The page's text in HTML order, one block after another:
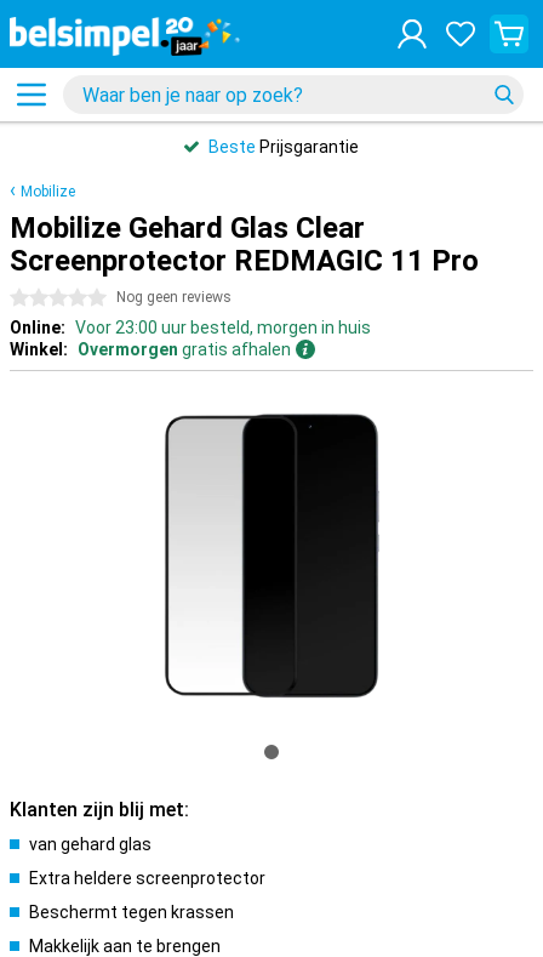
Beste Prijsgarantie
Mobilize
Mobilize Gehard Glas Clear
Screenprotector REDMAGIC 11 Pro
0 sterren Nog geen reviews
Online: Voor 23:00 uur besteld, morgen in huis
Winkel:
Overmorgen gratis afhalen
Klanten zijn blij met:
van gehard glas
Extra heldere screenprotector
Beschermt tegen krassen
Makkelijk aan te brengen